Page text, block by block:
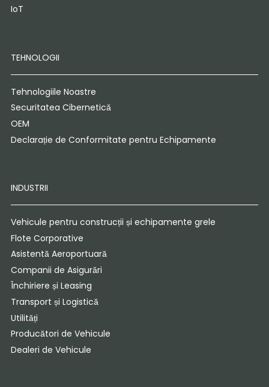
IoT
TEHNOLOGII
Tehnologiile Noastre
Securitatea Cibernetică
OEM
Declarație de Conformitate pentru Echipamente
INDUSTRII
Vehicule pentru construcții și echipamente grele
Flote Corporative
Asistentă Aeroportuară
Companii de Asigurări
Închiriere și Leasing
Transport și Logistică
Utilități
Producători de Vehicule
Dealeri de Vehicule